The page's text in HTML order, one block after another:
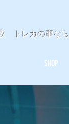
トレカの事な
SHOP